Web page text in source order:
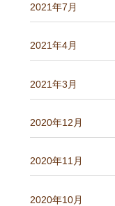
2021年7月
2021年4月
2021年3月
2020年12月
2020年11月
2020年10月